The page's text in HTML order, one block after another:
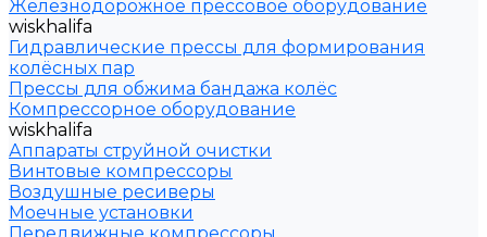
Железнодорожное прессовое оборудование
wiskhalifa
Гидравлические прессы для формирования
колёсных пар
Прессы для обжима бандажа колёс
Компрессорное оборудование
wiskhalifa
Аппараты струйной очистки
Винтовые компрессоры
Воздушные ресиверы
Моечные установки